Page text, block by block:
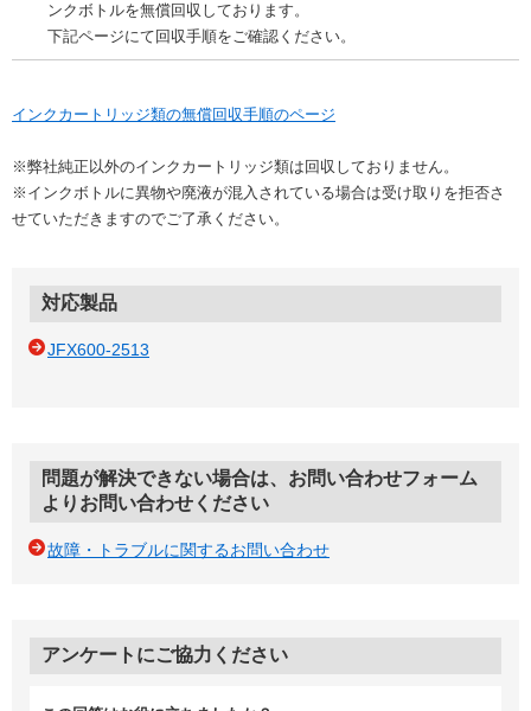
ンクボトルを無償回収しております。
下記ページにて回収手順をご確認ください。
インクカートリッジ類の無償回収手順のページ
※弊社純正以外のインクカートリッジ類は回収しておりません。
※インクボトルに異物や廃液が混入されている場合は受け取りを拒否さ
せていただきますのでご了承ください。
対応製品
JFX600-2513
問題が解決できない場合は、お問い合わせフォーム
よりお問い合わせください
故障・トラブルに関するお問い合わせ
アンケートにご協力ください